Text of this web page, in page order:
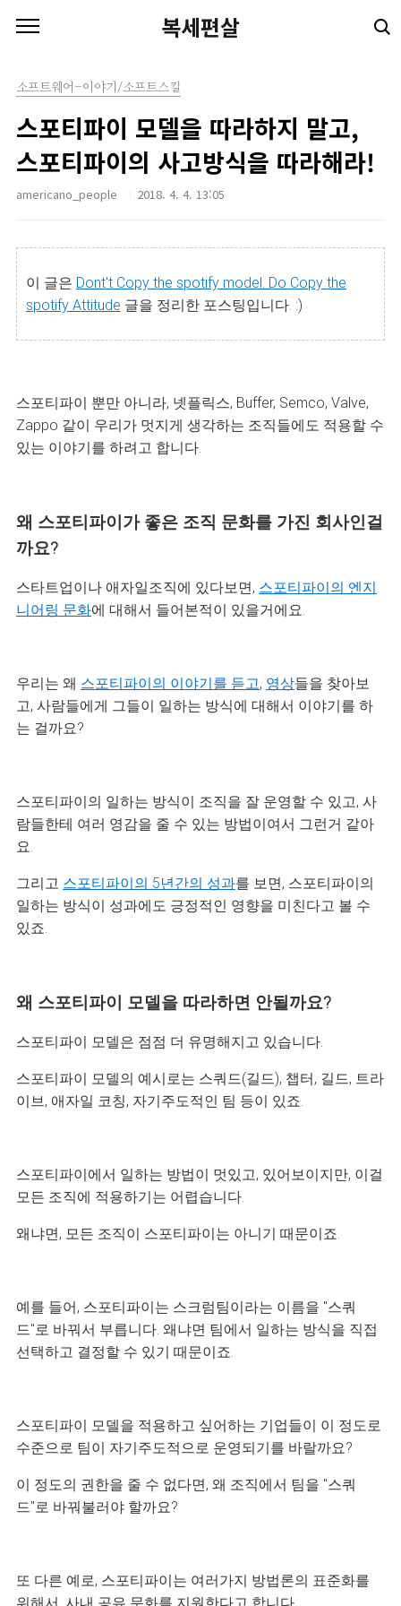
복세편살
소프트웨어-이야기/소프트스킬
스포티파이 모델을 따라하지 말고,
스포티파이의 사고방식을 따라해라!
americano_people 2018. 4. 4. 13:05
이 글은 Dont't Copy the spotify model. Do Copy the
spotify Attitude 글을 정리한 포스팅입니다. :)
스포티파이 뿐만 아니라, 넷플릭스, Buffer, Semco, Valve,
Zappo 같이 우리가 멋지게 생각하는 조직들에도 적용할 수
있는 이야기를 하려고 합니다.
왜 스포티파이가 좋은 조직 문화를 가진 회사인걸
까요?
스타트업이나 애자일조직에 있다보면, 스포티파이의 엔지
니어링 문화에 대해서 들어본적이 있을거에요.
우리는 왜 스포티파이의 이야기를 듣고, 영상들을 찾아보
고, 사람들에게 그들이 일하는 방식에 대해서 이야기를 하
는 걸까요?
스포티파이의 일하는 방식이 조직을 잘 운영할 수 있고, 사
람들한테 여러 영감을 줄 수 있는 방법이여서 그런거 같아
요.
그리고 스포티파이의 5년간의 성과를 보면, 스포티파이의
일하는 방식이 성과에도 긍정적인 영향을 미친다고 볼 수
있죠.
왜 스포티파이 모델을 따라하면 안될까요?
스포티파이 모델은 점점 더 유명해지고 있습니다.
스포티파이 모델의 예시로는 스쿼드(길드), 챕터, 길드, 트라
이브, 애자일 코칭, 자기주도적인 팀 등이 있죠.
스포티파이에서 일하는 방법이 멋있고, 있어보이지만, 이걸
모든 조직에 적용하기는 어렵습니다.
왜냐면, 모든 조직이 스포티파이는 아니기 때문이죠.
예를 들어, 스포티파이는 스크럼팀이라는 이름을 "스쿼
드"로 바꿔서 부릅니다. 왜냐면 팀에서 일하는 방식을 직접
선택하고 결정할 수 있기 때문이죠.
스포티파이 모델을 적용하고 싶어하는 기업들이 이 정도로
수준으로 팀이 자기주도적으로 운영되기를 바랄까요?
이 정도의 권한을 줄 수 없다면, 왜 조직에서 팀을 "스쿼
드"로 바꿔불러야 할까요?
또 다른 예로, 스포티파이는 여러가지 방법론의 표준화를